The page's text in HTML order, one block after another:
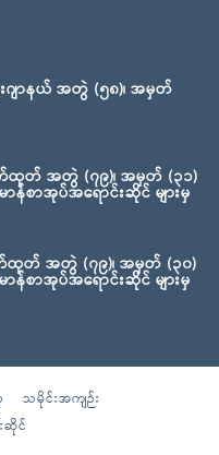
ျာနယ် အတွဲ (၅၈)၊ အမှတ်
က်ထုတ် အတွဲ (၇၉)၊ အမှတ် (၃၁)
န်စာအုပ်အရောင်းဆိုင် များမှ
ထုတ် အတွဲ (၇၉)၊ အမှတ် (၃၀)
န်စာအုပ်အရောင်းဆိုင် များမှ
သမိုင်းအကျဉ်း
ဆိုင်